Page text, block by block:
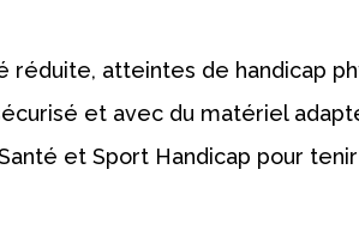
atteintes de handicap
et avec du matériel
et Sport Handicap pour